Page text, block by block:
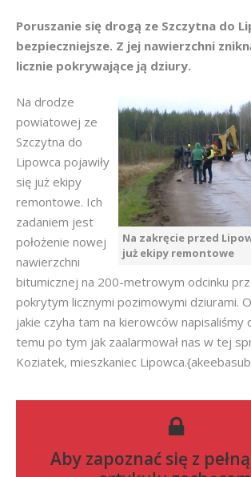
Poruszanie się drogą ze Szczytna do
bezpieczniejsze. Z jej nawierzchni
licznie pokrywające ją dziury.
Na zakręcie przed
już ekipy remontowe
Na drodze
powiatowej ze
Szczytna do
Lipowca pojawiły
się już ekipy
remontowe. Ich
zadaniem jest
położenie nowej
nawierzchni
bitumicznej na 200-metrowym odcinku
pokrytym licznymi pozimowymi dziurami.
jakie czyha tam na kierowców napisaliśmy
temu po tym jak zaalarmował nas w tej
Koziatek, mieszkaniec
Aby zapoznać się z